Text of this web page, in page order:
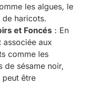
les algues, le
haricots.
et Foncés : En
associée aux
comme les
de sésame noir,
peut être